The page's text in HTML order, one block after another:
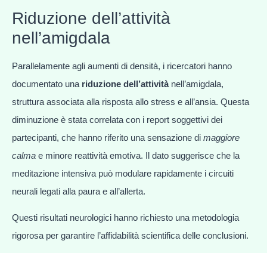
Riduzione dell’attività
nell’amigdala
Parallelamente agli aumenti di densità, i ricercatori hanno
documentato una riduzione dell’attivitànell’amigdala,
struttura associata alla risposta allo stress e all’ansia. Questa
diminuzione è stata correlata con i report soggettivi dei
partecipanti, che hanno riferito una sensazione di maggiore
calma e minore reattività emotiva. Il dato suggerisce che la
meditazione intensiva può modulare rapidamente i circuiti
neurali legati alla paura e all’allerta.
Questi risultati neurologici hanno richiesto una metodologia
rigorosa per garantire l’affidabilità scientifica delle conclusioni.